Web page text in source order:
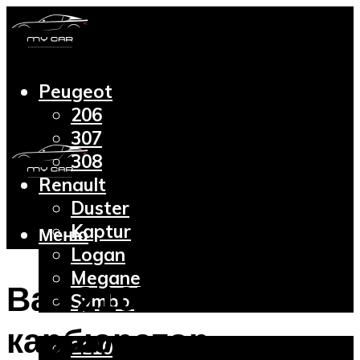
Peugeot
206
307
308
Renault
Duster
Kaptur
Logan
Megane
Symbol
Lada
2110
Меню
Ваз 2107
карбюратор: